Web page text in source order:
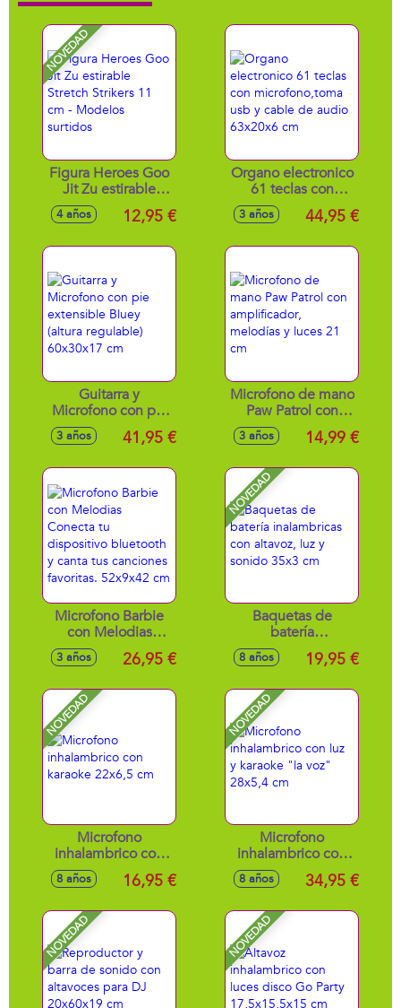
NOVEDAD
Figura Heroes Goo
Jit Zu estirable
Stretch Strikers 11
cm - Modelos
4 años 12,95 €
Organo electronico
61 teclas con
microfono,toma
usb y cable de
3 años 44,95 €
Guitarra y
Microfono con pie
extensible Bluey
(altura regulable)
3 años 41,95 €
Microfono de mano
Paw Patrol con
amplificador,
melodías y luces 21
3 años 14,99 €
Microfono Barbie
con Melodias
Conecta tu
dispositivo
tus canciones
favoritas. 52x9x42
3 años 26,95 €
NOVEDAD
Baquetas de
batería
inalambricas con
altavoz, luz y
8 años 19,95 €
NOVEDAD
Microfono
inhalambrico con
karaoke 22x6,5 cm
8 años 16,95 €
NOVEDAD
Microfono
inhalambrico con
luz y karaoke "la
voz" 28x5,4 cm
8 años 34,95 €
NOVEDAD NOVEDAD